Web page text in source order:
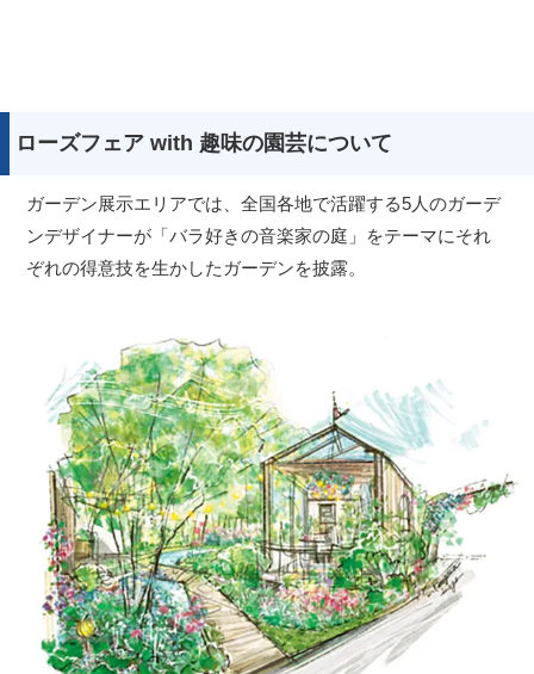
ローズフェア with 趣味の園芸について
ガーデン展示エリアでは、全国各地で活躍する5人のガーデ
ンデザイナーが「バラ好きの音楽家の庭」をテーマにそれ
ぞれの得意技を生かしたガーデンを披露。